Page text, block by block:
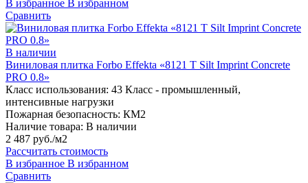
В избранное В избранном
Сравнить
В наличии
Виниловая плитка Forbo Effekta «8121 T Silt Imprint Concrete
PRO 0.8»
Класс использования: 43 Класс - промышленный,
интенсивные нагрузки
Пожарная безопасность: КМ2
Наличие товара: В наличии
2 487 руб./м2
Рассчитать стоимость
В избранное В избранном
Сравнить